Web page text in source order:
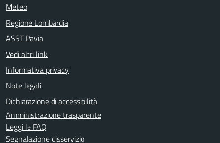
Meteo
Regione Lombardia
ASST Pavia
Vedi altri link
Informativa privacy
Note legali
Dichiarazione di accessibilità
Amministrazione trasparente
Leggi le FAQ
Segnalazione disservizio